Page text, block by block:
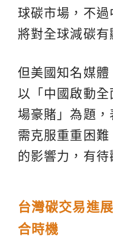
球碳市場，不過
將對全球減碳有
但美國知名媒
以「中國啟動
場豪賭」為題，
需克服重重困
的影響力，有待
台灣碳交易進
合時機